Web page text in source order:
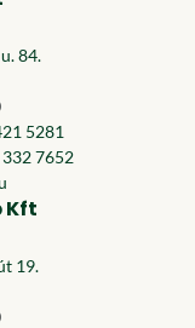
84.
5281
7652
Kft
19.